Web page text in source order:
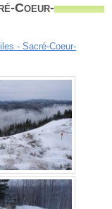
Coeur-
- Sacré-Coeur-